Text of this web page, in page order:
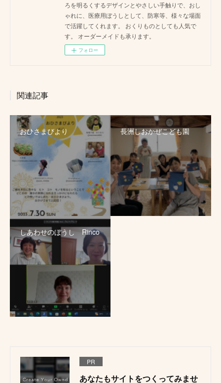
ろを明るくするデザインとやさしい手触りで、おし
ゃれに、医療用ぼうしとして、防寒等、様々な場面
で活躍してくれます。 おくりものとしても人気で
す。 オーダーメイドも承ります。
フォロー
関連記事
おひさまびより 長洲しおかぜこども園
しあわせのぼうし Rinco
PR
あなたもサイトをつくってみませ